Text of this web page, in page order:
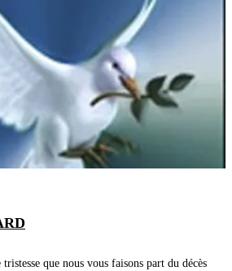
tristesse que nous vous faisons part du décès